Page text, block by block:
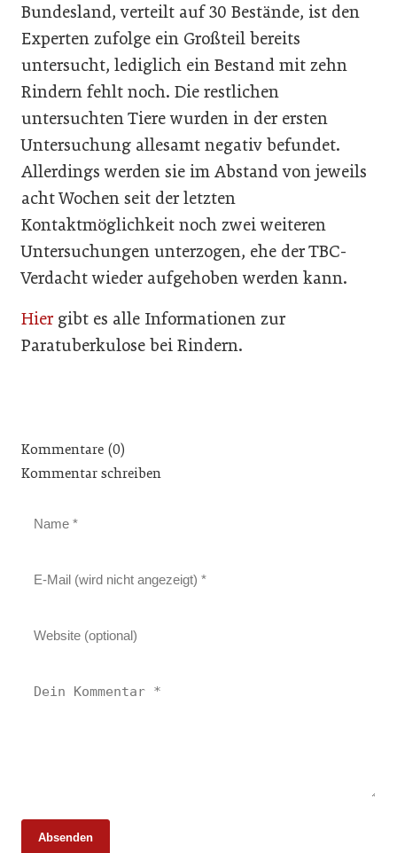
Bundesland, verteilt auf 30 Bestände, ist den
Experten zufolge ein Großteil bereits
untersucht, lediglich ein Bestand mit zehn
Rindern fehlt noch. Die restlichen
untersuchten Tiere wurden in der ersten
Untersuchung allesamt negativ befundet.
Allerdings werden sie im Abstand von jeweils
acht Wochen seit der letzten
Kontaktmöglichkeit noch zwei weiteren
Untersuchungen unterzogen, ehe der TBC-
Verdacht wieder aufgehoben werden kann.
Hiergibt es alle Informationen zur
Paratuberkulose bei Rindern.
Kommentare (0)
Kommentar schreiben
Absenden